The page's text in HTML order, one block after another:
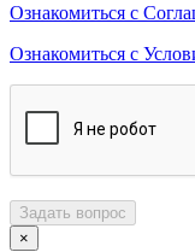
Ознакомиться с
Ознакомиться с
Задать вопрос
×